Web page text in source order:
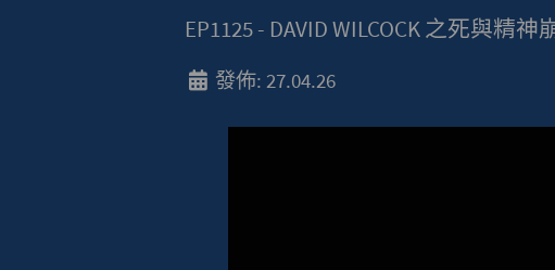
EP1125 - DAVID WILCOCK 之死與精
發佈: 27.04.26